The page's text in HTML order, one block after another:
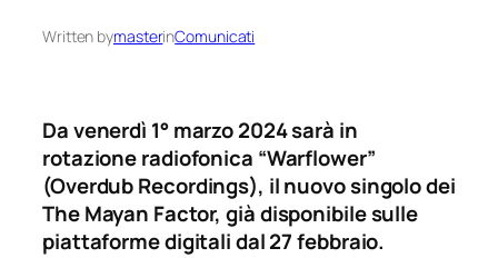
Written bymasterinComunicati
Da venerdì 1° marzo 2024 sarà in
rotazione radiofonica “Warflower”
(Overdub Recordings), il nuovo singolo dei
The Mayan Factor, già disponibile sulle
piattaforme digitali dal 27 febbraio.